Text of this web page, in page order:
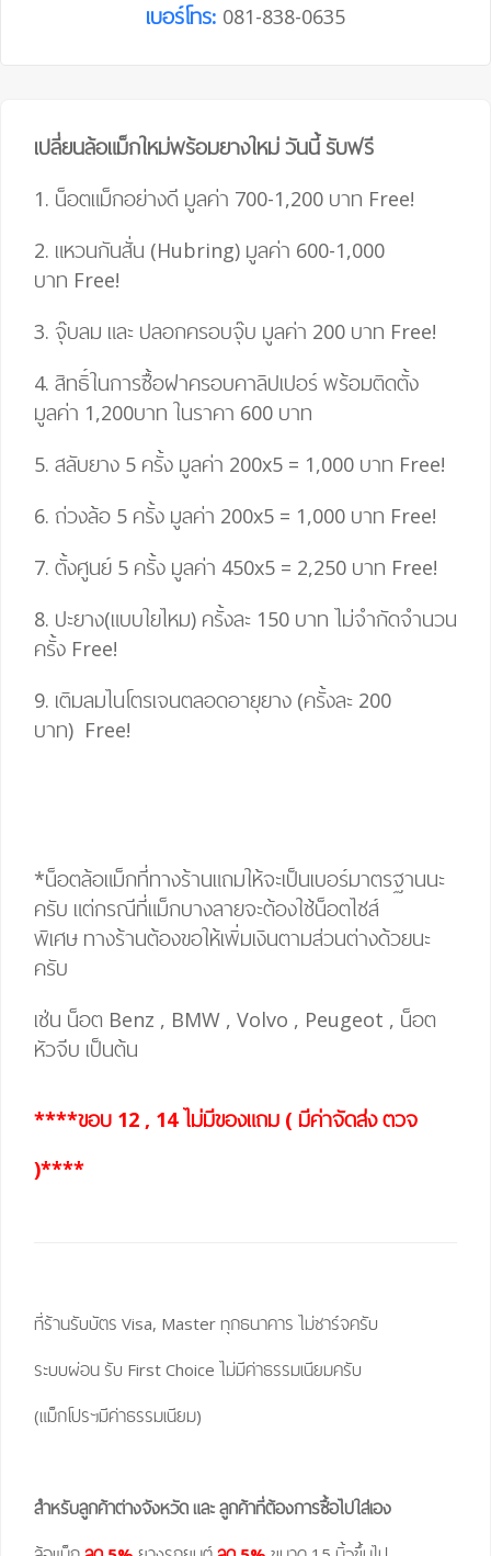
เบอร์โทร: 081-838-0635
เปลี่ยนล้อแม็กใหม่พร้อมยางใหม่ วันนี้ รับฟรี
1. น็อตแม็กอย่างดี มูลค่า 700-1,200 บาท Free!
2. แหวนกันสั่น (Hubring) มูลค่า 600-1,000
บาท Free!
3. จุ๊บลม และ ปลอกครอบจุ๊บ มูลค่า 200 บาท Free!
4. สิทธิ์ในการซื้อฝาครอบคาลิปเปอร์ พร้อมติดตั้ง
มูลค่า 1,200บาท ในราคา 600 บาท
5. สลับยาง 5 ครั้ง มูลค่า 200x5 = 1,000 บาท Free!
6. ถ่วงล้อ 5 ครั้ง มูลค่า 200x5 = 1,000 บาท Free!
7. ตั้งศูนย์ 5 ครั้ง มูลค่า 450x5 = 2,250 บาท Free!
8. ปะยาง(แบบใยไหม) ครั้งละ 150 บาท ไม่จำกัดจำนวน
ครั้ง Free!
9. เติมลมไนโตรเจนตลอดอายุยาง (ครั้งละ 200
บาท) Free!
*น็อตล้อแม็กที่ทางร้านแถมให้จะเป็นเบอร์มาตรฐานนะ
ครับ แต่กรณีที่แม็กบางลายจะต้องใช้น็อตไซส์
พิเศษ ทางร้านต้องขอให้เพิ่มเงินตามส่วนต่างด้วยนะ
ครับ
เช่น น็อต Benz , BMW , Volvo , Peugeot , น็อต
หัวจีบ เป็นต้น
****ขอบ 12 , 14 ไม่มีของแถม ( มีค่าจัดส่ง ตวจ
)****
ที่ร้านรับบัตร Visa, Master ทุกธนาคาร ไม่ชาร์จครับ
ระบบผ่อน รับ First Choice ไม่มีค่าธรรมเนียมครับ
(แม็กโปรฯมีค่าธรรมเนียม)
สำหรับลูกค้าต่างจังหวัด และ ลูกค้าที่ต้องการซื้อไปใส่เอง